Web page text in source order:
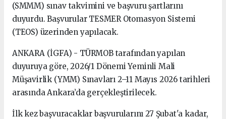
(SMMM) sınav takvimini ve başvuru şartlarını
duyurdu. Başvurular TESMER Otomasyon Sistemi
(TEOS) üzerinden yapılacak.
ANKARA (İGFA) - TÜRMOB tarafından yapılan
duyuruya göre, 2026/1 Dönemi Yeminli Mali
Müşavirlik (YMM) Sınavları 2–11 Mayıs 2026 tarihleri
arasında Ankara’da gerçekleştirilecek.
İlk kez başvuracaklar başvurularını 27 Şubat'a kadar,